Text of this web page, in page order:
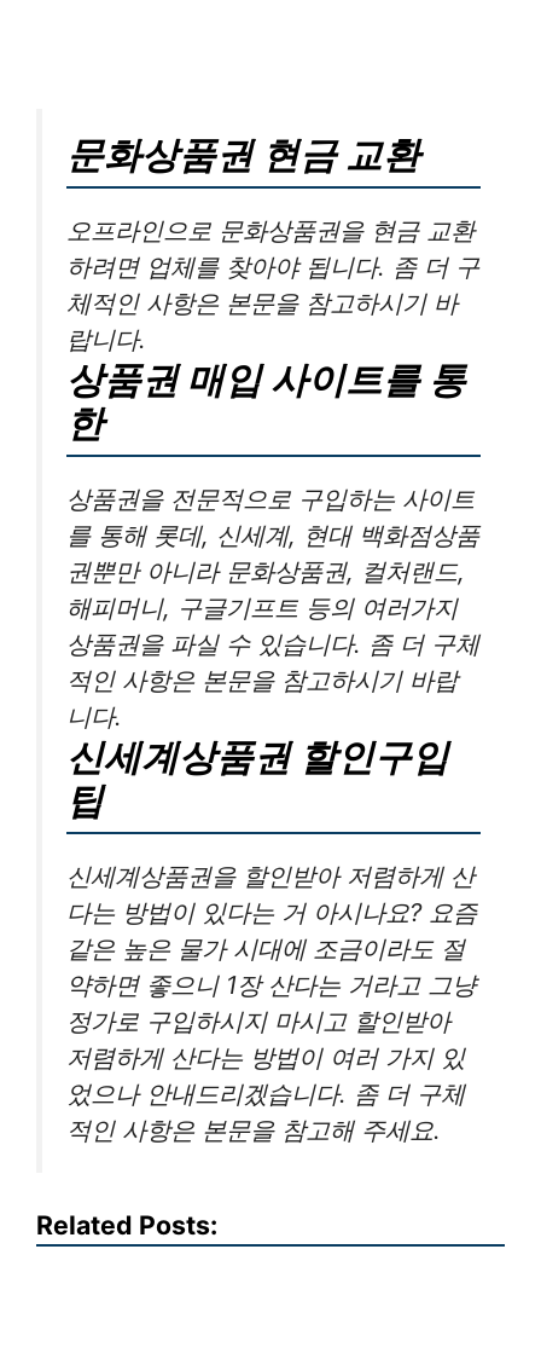
문화상품권 현금 교환
오프라인으로 문화상품권을 현금 교환
하려면 업체를 찾아야 됩니다. 좀 더 구
체적인 사항은 본문을 참고하시기 바
랍니다.
상품권 매입 사이트를 통
한
상품권을 전문적으로 구입하는 사이트
를 통해 롯데, 신세계, 현대 백화점상품
권뿐만 아니라 문화상품권, 컬처랜드,
해피머니, 구글기프트 등의 여러가지
상품권을 파실 수 있습니다. 좀 더 구체
적인 사항은 본문을 참고하시기 바랍
니다.
신세계상품권 할인구입
팁
신세계상품권을 할인받아 저렴하게 산
다는 방법이 있다는 거 아시나요? 요즘
같은 높은 물가 시대에 조금이라도 절
약하면 좋으니 1장 산다는 거라고 그냥
정가로 구입하시지 마시고 할인받아
저렴하게 산다는 방법이 여러 가지 있
었으나 안내드리겠습니다. 좀 더 구체
적인 사항은 본문을 참고해 주세요.
Related Posts: